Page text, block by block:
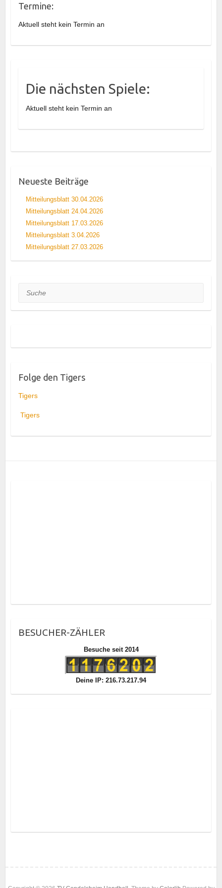
Termine:
Aktuell steht kein Termin an
Die nächsten Spiele:
Aktuell steht kein Termin an
Neueste Beiträge
Mitteilungsblatt 30.04.2026
Mitteilungsblatt 24.04.2026
Mitteilungsblatt 17.03.2026
Mitteilungsblatt 3.04.2026
Mitteilungsblatt 27.03.2026
Suche
Folge den Tigers
Tigers
Tigers
BESUCHER-ZÄHLER
Besuche seit 2014
Deine IP: 216.73.217.94